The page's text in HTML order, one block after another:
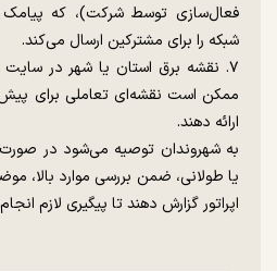
فعال‌سازی توسط شرکت)، که پیامک
شبکه را برای مشترکین ارسال می‌کند.
۷. نقشه برق استان یا شهر در
ممکن است نقشه‌ای تعاملی برای
ارائه دهند.
به شهروندان توصیه می‌شود در
اپراتور گزارش دهند تا پیگیری لازم